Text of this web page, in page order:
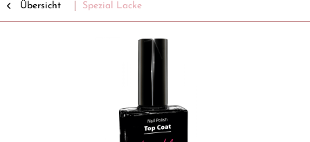
Übersicht Spezial Lacke